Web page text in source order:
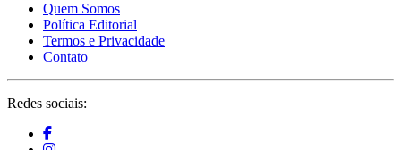
Quem Somos
Política Editorial
Termos e Privacidade
Contato
Redes sociais: